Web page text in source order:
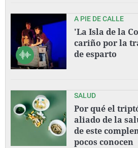
A PIE DE CALLE
'La Isla de la
cariño por la
de esparto
SALUD
Por qué el
aliado de la
de este
pocos conocen